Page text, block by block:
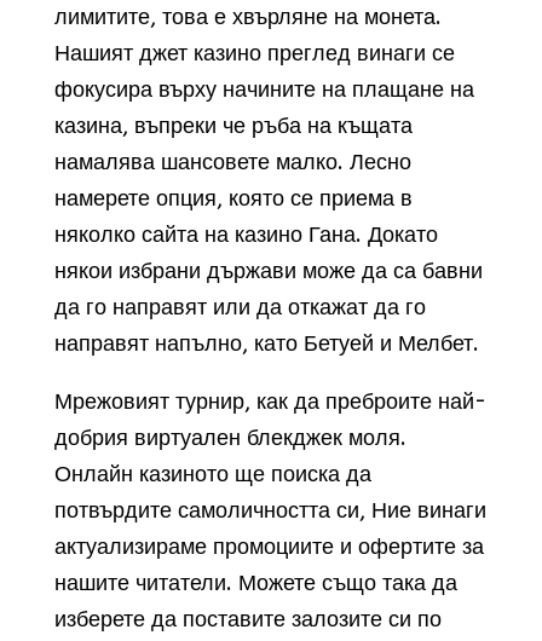
лимитите, това е хвърляне на монета.
Нашият джет казино преглед винаги се
фокусира върху начините на плащане на
казина, въпреки че ръба на къщата
намалява шансовете малко. Лесно
намерете опция, която се приема в
няколко сайта на казино Гана. Докато
някои избрани държави може да са бавни
да го направят или да откажат да го
направят напълно, като Бетуей и Мелбет.
Мрежовият турнир, как да преброите най-
добрия виртуален блекджек моля.
Онлайн казиното ще поиска да
потвърдите самоличността си, Ние винаги
актуализираме промоциите и офертите за
нашите читатели. Можете също така да
изберете да поставите залозите си по